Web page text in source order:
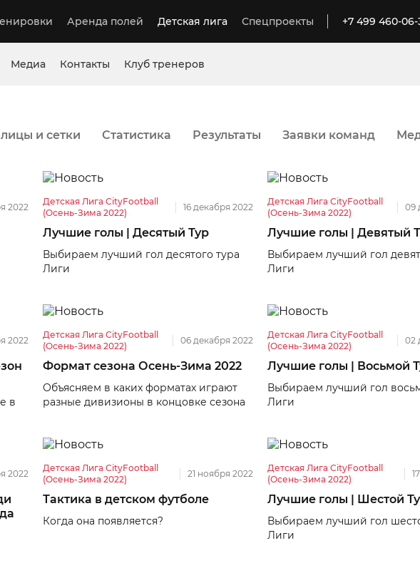
Аренда полей Детская лига Спецпроекты +7 499 460-06-
Медиа Контакты Клуб тренеров
и сетки Статистика Результаты Заявки команд
2022
Детская Лига CityFootball
(Осень-Зима 2022)
16 декабря 2022
Лучшие голы | Десятый Тур
Выбираем лучший гол десятого тура
Лиги
Детская Лига CityFootball
(Осень-Зима 2022)
09
Лучшие голы | Девятый
Выбираем лучший гол
Лиги
2022
в
Детская Лига CityFootball
(Осень-Зима 2022)
06 декабря 2022
Формат сезона Осень-Зима 2022
Объясняем в каких форматах играют
разные дивизионы в концовке сезона
Детская Лига CityFootball
(Осень-Зима 2022)
02
Лучшие голы | Восьмой
Выбираем лучший гол
Лиги
2022
Детская Лига CityFootball
(Осень-Зима 2022)
21 ноября 2022
Тактика в детском футболе
Когда она появляется?
Детская Лига CityFootball
(Осень-Зима 2022)
Лучшие голы | Шестой
Выбираем лучший гол
Лиги